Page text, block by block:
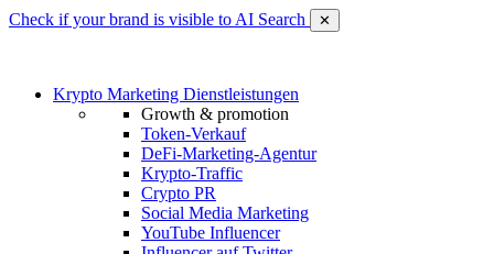
Check if your brand is visible to AI Search ✕
Krypto Marketing Dienstleistungen
Growth & promotion
Token-Verkauf
DeFi-Marketing-Agentur
Krypto-Traffic
Crypto PR
Social Media Marketing
YouTube Influencer